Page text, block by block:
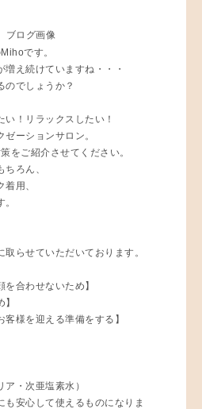
です。
増え続けていますね・・・
のでしょうか？
！リラックスしたい！
ーションサロン。
をご紹介させてください。
ろん、
用、
らせていただいております。
を合わせないため】
客様を迎える準備をする】
・次亜塩素水）
安心して使えるものになりま